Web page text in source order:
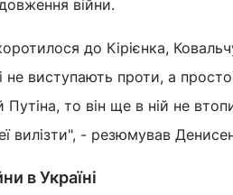
війни.
до Кірієнка,
не виступають проти, а
то він ще в ній не
вилізти", - резюмував
в Україні